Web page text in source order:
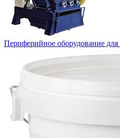
Периферийное оборудование для